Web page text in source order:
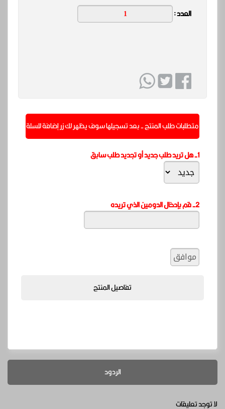
العدد :
متطلبات طلب المنتج - بعد تسجيلها سوف يظهر لك زر إضافة للسلة
1- هل تريد طلب جديد أو تجديد طلب سابق
2- قم بإدخال الدومين الذي تريده
تفاصيل المنتج
الردود
لا توجد تعليقات